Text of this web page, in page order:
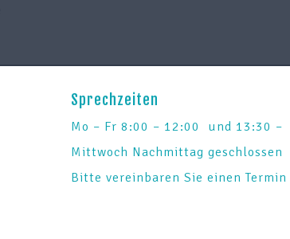
Sprechzeiten
Mo – Fr 8:00 – 12:00 und 13:30 –
Mittwoch Nachmittag geschlossen
Bitte vereinbaren Sie einen Termin